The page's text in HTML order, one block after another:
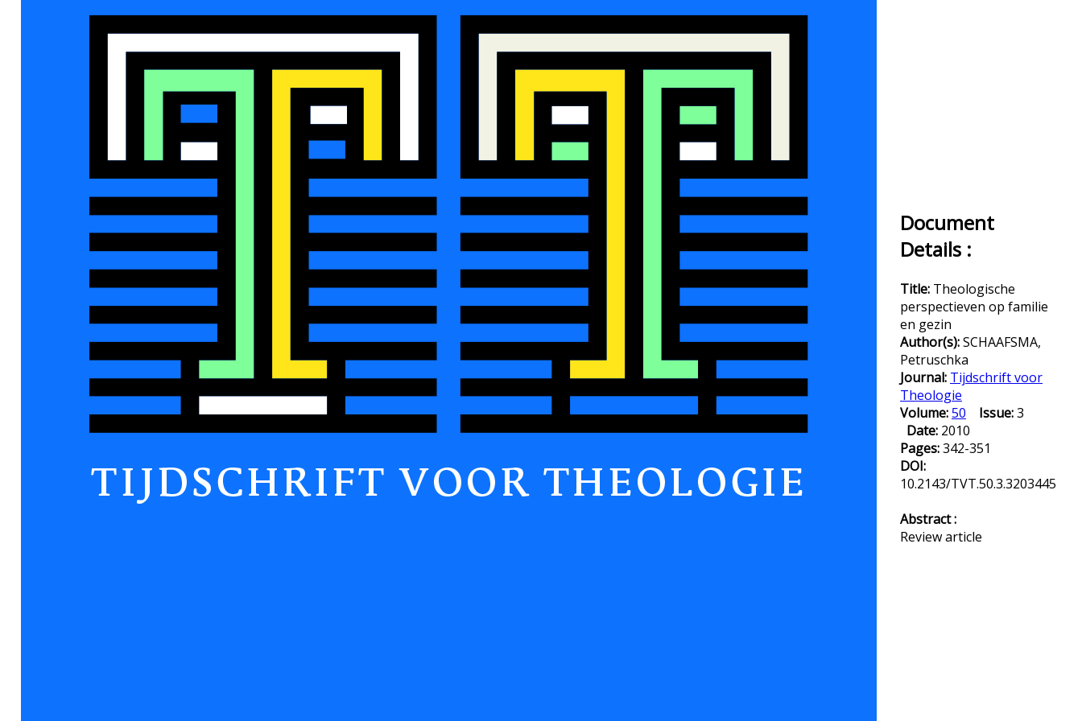
Document
Details :
Title: Theologische
perspectieven op familie
en gezin
Author(s):SCHAAFSMA,
Petruschka
Journal: Tijdschrift voor
Theologie
Volume:50 Issue:3
Date: 2010
Pages:342-351
DOI:
10.2143/TVT.50.3.3203445
Abstract :
Review article